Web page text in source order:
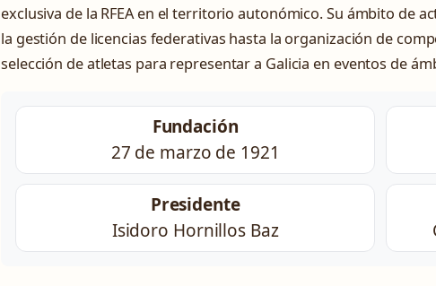
exclusiva de la RFEA en el territorio autonómico. Su ámbito de
la gestión de licencias federativas hasta la organización de
selección de atletas para representar a Galicia en eventos de
Fundación
27 de marzo de 1921
Presidente
Isidoro Hornillos Baz